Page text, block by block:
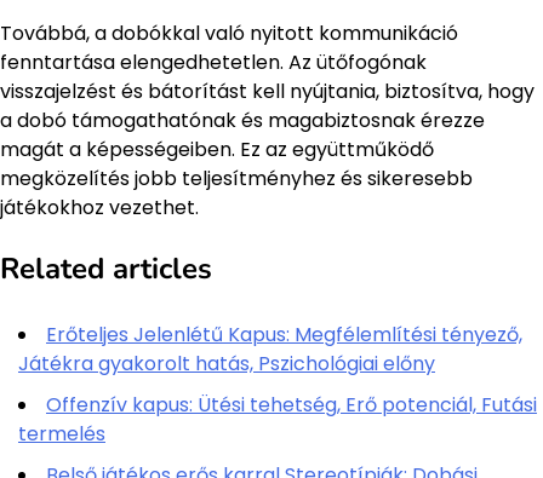
Továbbá, a dobókkal való nyitott kommunikáció
fenntartása elengedhetetlen. Az ütőfogónak
visszajelzést és bátorítást kell nyújtania, biztosítva, hogy
a dobó támogathatónak és magabiztosnak érezze
magát a képességeiben. Ez az együttműködő
megközelítés jobb teljesítményhez és sikeresebb
játékokhoz vezethet.
Related articles
Erőteljes Jelenlétű Kapus: Megfélemlítési tényező,
Játékra gyakorolt hatás, Pszichológiai előny
Offenzív kapus: Ütési tehetség, Erő potenciál, Futási
termelés